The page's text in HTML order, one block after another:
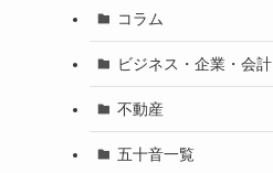
コラム
ビジネス・企業・会計
不動産
五十音一覧